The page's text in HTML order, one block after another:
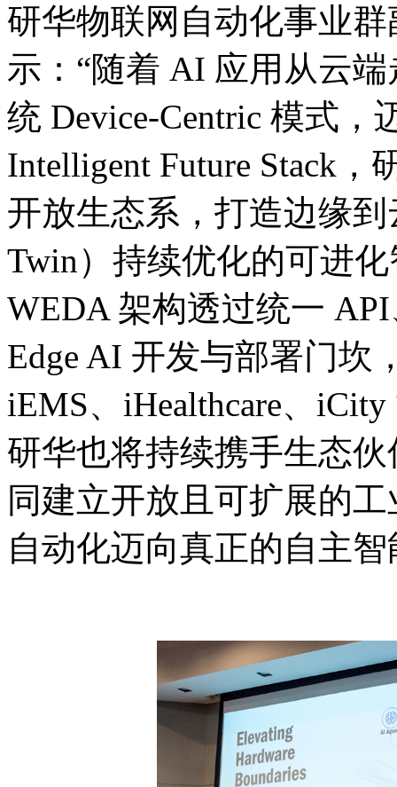
研华物联网自动化事业
示：“随着 AI 应用从云
统 Device-Centric 模式
Intelligent Future Stack
开放生态系，打造边缘
Twin）持续优化的可进
WEDA 架构透过统一
Edge AI 开发与部署门坎
iEMS、iHealthcare、
研华也将持续携手生态
同建立开放且可扩展的
自动化迈向真正的自主